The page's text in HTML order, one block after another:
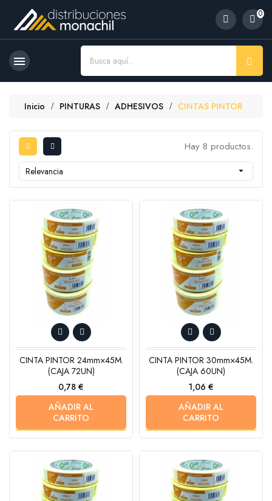
0

Inicio PINTURAS ADHESIVOS CINTAS PINTOR
Hay 8 productos.
Relevancia 
CINTA PINTOR 24mm×45M.
(CAJA 72UN)
Precio
0,78 €
AÑADIR AL
CARRITO
CINTA PINTOR 30mm×45M.
(CAJA 60UN)
Precio
1,06 €
AÑADIR AL
CARRITO